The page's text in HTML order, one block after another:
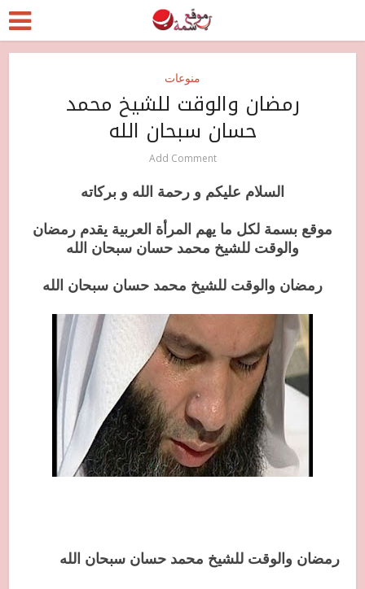
منوعات
رمضان والوقت للشيخ محمد
حسان سبحان الله
Add Comment
السلام عليكم و رحمة الله و بركاته
موقع بسمة لكل ما يهم المرأة العربية يقدم رمضان
والوقت للشيخ محمد حسان سبحان الله
رمضان والوقت للشيخ محمد حسان سبحان الله
رمضان والوقت للشيخ محمد حسان سبحان الله